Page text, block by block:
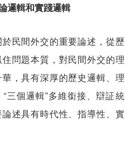
邏輯和實踐邏輯
民間外交的重要論述，從歷
問題本質，對民間外交的理
，具有深厚的歷史邏輯、理
三個邏輯”多維銜接、辯証統
述具有時代性、指導性、實